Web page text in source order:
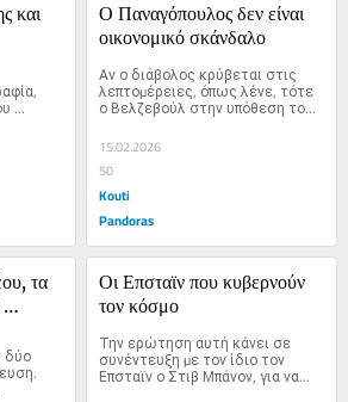
και
Ο Παναγόπουλος δεν είναι
οικονομικό σκάνδαλο
Αν ο διάβολος κρύβεται στις
λεπτοµέρειες, όπως λένε, τότε
ο Βελζεβούλ στην υπόθεση του
σκανδάλου…
15.02.2026
50
Kouti
Pandoras
τα
δύο
Οι Επσταϊν που κυβερνούν
τον κόσμο
Την ερώτηση αυτή κάνει σε
συνέντευξη µε τον ίδιο τον
Επσταϊν ο Στιβ Μπάνον, για να...